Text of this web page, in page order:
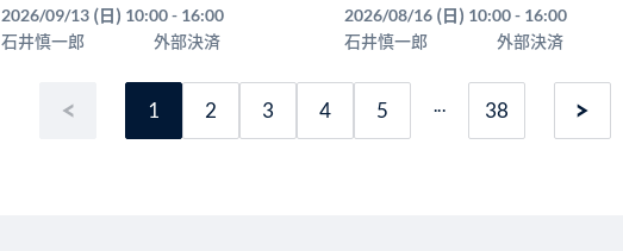
2026/09/13 (日) 10:00 - 16:00
石井慎一郎 外部決済
2026/08/16 (日) 10:00 - 16:00
石井慎一郎 外部決済
1 2 3 4 5 38